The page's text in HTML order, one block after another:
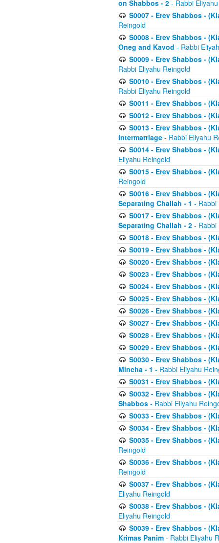
on Shabbos - 2 - Rabbi
S0007 - Erev Shabbos -
Reingold
S0008 - Erev Shabbos -
Oneg and Kavod - Rabbi
S0009 - Erev Shabbos -
Rabbi Eliyahu Reingold
S0010 - Erev Shabbos -
Rabbi Eliyahu Reingold
S0011 - Erev Shabbos -
S0012 - Erev Shabbos -
S0013 - Erev Shabbos -
Intermarriage - Rabbi Eliyahu
S0014 - Erev Shabbos -
Eliyahu Reingold
S0015 - Erev Shabbos -
Reingold
S0016 - Erev Shabbos -
Separating Challah - 1 - Rabbi
S0017 - Erev Shabbos -
Separating Challah - 2 - Rabbi
S0018 - Erev Shabbos -
S0019 - Erev Shabbos -
S0020 - Erev Shabbos -
S0023 - Erev Shabbos -
S0024 - Erev Shabbos -
S0025 - Erev Shabbos -
S0026 - Erev Shabbos -
S0027 - Erev Shabbos -
S0028 - Erev Shabbos -
S0029 - Erev Shabbos -
S0030 - Erev Shabbos -
Mincha - 1 - Rabbi Eliyahu
S0031 - Erev Shabbos -
S0032 - Erev Shabbos -
Shabbos - Rabbi Eliyahu
S0033 - Erev Shabbos -
S0034 - Erev Shabbos -
S0035 - Erev Shabbos -
Reingold
S0036 - Erev Shabbos -
Reingold
S0037 - Erev Shabbos -
Eliyahu Reingold
S0038 - Erev Shabbos -
Eliyahu Reingold
S0039 - Erev Shabbos -
Krimas Panim - Rabbi Eliyahu